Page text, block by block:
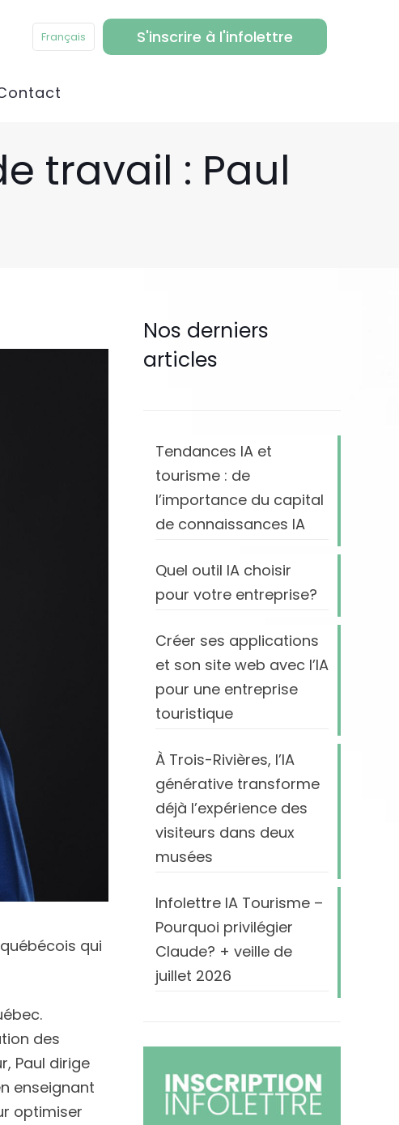
Français S'inscrire à l'infolettre
travail : Paul
qui
des
Paul dirige
enseignant
optimiser
Nos derniers
articles
Tendances IA et
tourisme : de
l’importance du capital
de connaissances IA
Quel outil IA choisir
pour votre entreprise?
Créer ses applications
et son site web avec l’IA
pour une entreprise
touristique
À Trois-Rivières, l’IA
générative transforme
déjà l’expérience des
visiteurs dans deux
musées
Infolettre IA Tourisme –
Pourquoi privilégier
Claude? + veille de
juillet 2026